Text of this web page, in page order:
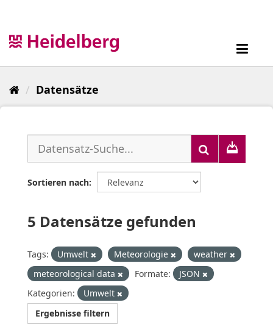
Datensätze
Sortieren nach
5 Datensätze gefunden
Tags: Umwelt Meteorologie
weather
meteorological data
Formate:
JSON
Kategorien:
Umwelt
Ergebnisse filtern